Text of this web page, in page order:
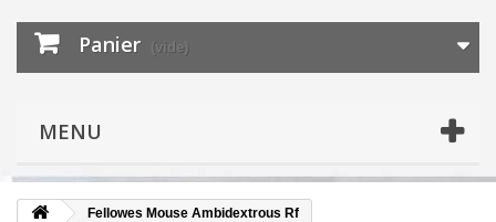
Panier (vide)
MENU
Fellowes Mouse Ambidextrous Rf